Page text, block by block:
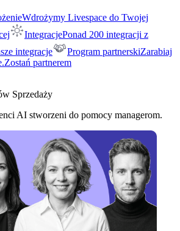
Wdrożymy Livespace do Twojej
IntegracjePonad 200 integracji z
integracje Program partnerskiZarabiaj
Zostań partnerem
Sprzedaży
AI stworzeni do pomocy managerom.